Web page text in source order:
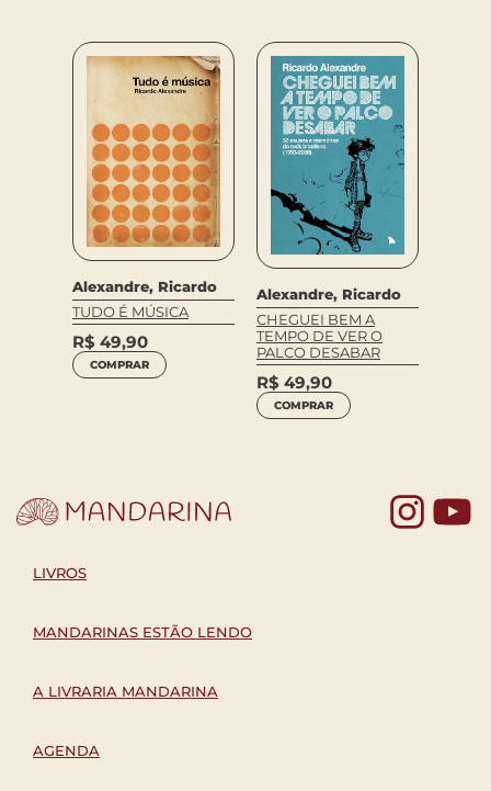
Alexandre, Ricardo
TUDO É MÚSICA
R$ 49,90
COMPRAR
Alexandre, Ricardo
CHEGUEI BEM A
TEMPO DE VER O
PALCO DESABAR
R$ 49,90
COMPRAR
LIVROS
MANDARINAS ESTÃO LENDO
A LIVRARIA MANDARINA
AGENDA